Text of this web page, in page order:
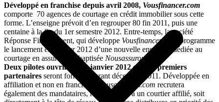
Développé en franchise depuis avril 2008, Vousfinancer.com
comporte 70 agences de courtage en crédit immobilier sous cette
forme. L’enseigne prévoit d’en regrouper 80 fin 2011, puis une
centaine à la fin du 1er semestre 2012. Entre-temps, la société
Réponse Financement, qui développe Vousfinancer.com,
programme
le lancement en janvier 2012 d’une nouvelle enseigne, dédiée au
courtage en assurances, baptisée Nousassurons.com
Deux pilotes ouvriront en janvier 2012 et trois premiers
partenaires seront formés courant décembre 2011. Développée en
affiliation et non en franchise,
Nousassurons.com recrutera
également des mandataires, rattachés soit à un courtier affilié, soit